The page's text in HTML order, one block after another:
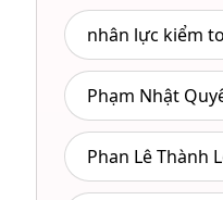
nhân lực kiểm
Phạm Nhật
Phan Lê Thành